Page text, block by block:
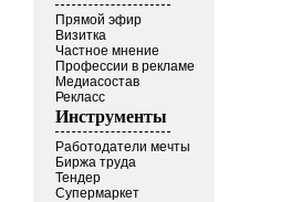
Прямой эфир
Визитка
Частное мнение
Профессии в рекламе
Медиасостав
Рекласс
Инструменты
Работодатели мечты
Биржа труда
Тендер
Супермаркет